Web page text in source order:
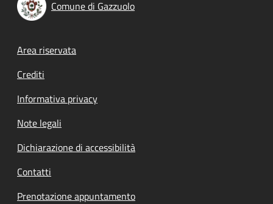
Comune di Gazzuolo
Footer menu
Area riservata
Crediti
Informativa privacy
Note legali
Dichiarazione di accessibilità
Contatti
Prenotazione appuntamento